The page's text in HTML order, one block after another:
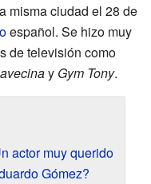
misma ciudad el 28 de
español. Se hizo muy
de televisión como
y Gym Tony.
actor muy querido
Gómez?